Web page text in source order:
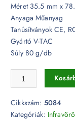
Méret 35.5 mm x
Anyaga Műanyag
Tanúsítványok CE,
Gyártó V-TAC
Súly 80 g/db
Beépíthető
Cikkszám: 5084
Kategóriák: